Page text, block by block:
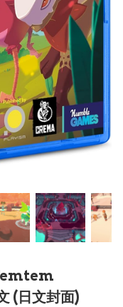
(日文封面)